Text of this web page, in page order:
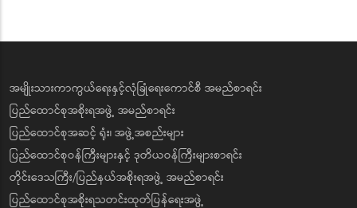
အမျိုးသားကာကွယ်ရေးနှင့်လုံခြုံရေးကောင်စီ အမည်စာရင်း
ပြည်ထောင်စုအစိုးရအဖွဲ့ အမည်စာရင်း
ပြည်ထောင်စုအဆင့် ရုံး၊ အဖွဲ့အစည်းများ
ပြည်ထောင်စုဝန်ကြီးများနှင့် ဒုတိယဝန်ကြီးများစာရင်း
တိုင်းဒေသကြီး/ပြည်နယ်အစိုးရအဖွဲ့ အမည်စာရင်း
ပြည်ထောင်စုအစိုးရသတင်းထုတ်ပြန်ရေးအဖွဲ့